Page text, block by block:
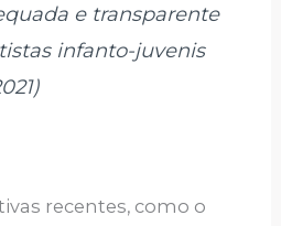
e transparente
infanto-juvenis
recentes, como o